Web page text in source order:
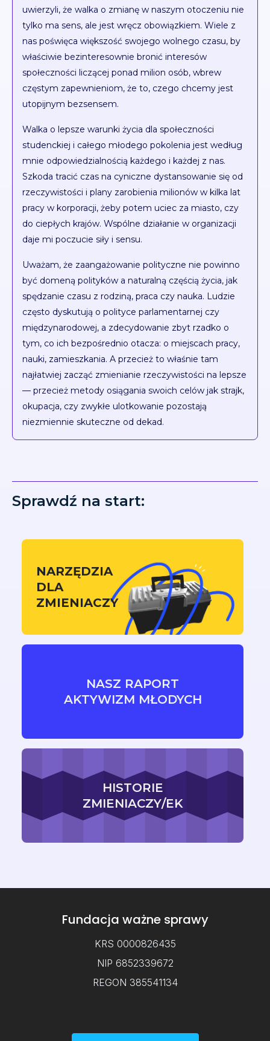
uwierzyli, że walka o zmianę w naszym otoczeniu nie
tylko ma sens, ale jest wręcz obowiązkiem. Wiele z
nas poświęca większość swojego wolnego czasu, by
właściwie bezinteresownie bronić interesów
społeczności liczącej ponad milion osób, wbrew
częstym zapewnieniom, że to, czego chcemy jest
utopijnym bezsensem.
Walka o lepsze warunki życia dla społeczności
studenckiej i całego młodego pokolenia jest według
mnie odpowiedzialnością każdego i każdej z nas.
Szkoda tracić czas na cyniczne dystansowanie się od
rzeczywistości i plany zarobienia milionów w kilka lat
pracy w korporacji, żeby potem uciec za miasto, czy
do ciepłych krajów. Wspólne działanie w organizacji
daje mi poczucie siły i sensu.
Uważam, że zaangażowanie polityczne nie powinno
być domeną polityków a naturalną częścią życia, jak
spędzanie czasu z rodziną, praca czy nauka. Ludzie
często dyskutują o polityce parlamentarnej czy
międzynarodowej, a zdecydowanie zbyt rzadko o
tym, co ich bezpośrednio otacza: o miejscach pracy,
nauki, zamieszkania. A przecież to właśnie tam
najłatwiej zacząć zmienianie rzeczywistości na lepsze
— przecież metody osiągania swoich celów jak strajk,
okupacja, czy zwykłe ulotkowanie pozostają
niezmiennie skuteczne od dekad.
Sprawdź na start:
NARZĘDZIA
DLA
ZMIENIACZY
NASZ RAPORT
AKTYWIZM MŁODYCH
HISTORIE
ZMIENIACZY/EK
Fundacja ważne sprawy
KRS 0000826435
NIP 6852339672
REGON 385541134